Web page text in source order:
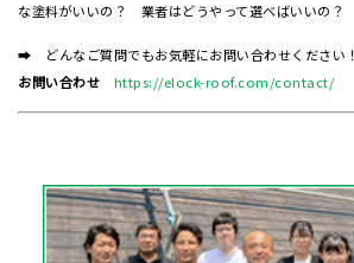
な塗料がいいの？ 業者はどうやって選べばいいの？
➡ どんなご質問でもお気軽にお問い合わせください！
お問い合わせ
https://elock-roof.com/contact/